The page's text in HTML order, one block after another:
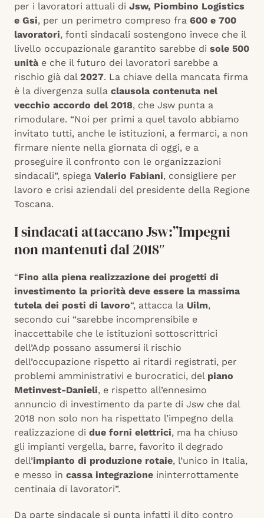
per i lavoratori attuali di Jsw, Piombino Logistics
e Gsi, per un perimetro compreso fra 600 e 700
lavoratori, fonti sindacali sostengono invece che il
livello occupazionale garantito sarebbe di sole 500
unità e che il futuro dei lavoratori sarebbe a
rischio già dal 2027. La chiave della mancata firma
è la divergenza sulla clausola contenuta nel
vecchio accordo del 2018, che Jsw punta a
rimodulare. “Noi per primi a quel tavolo abbiamo
invitato tutti, anche le istituzioni, a fermarci, a non
firmare niente nella giornata di oggi, e a
proseguire il confronto con le organizzazioni
sindacali”, spiega Valerio Fabiani, consigliere per
lavoro e crisi aziendali del presidente della Regione
Toscana.
I sindacati attaccano Jsw:”Impegni
non mantenuti dal 2018″
“Fino alla piena realizzazione dei progetti di
investimento la priorità deve essere la massima
tutela dei posti di lavoro“, attacca la Uilm,
secondo cui “sarebbe incomprensibile e
inaccettabile che le istituzioni sottoscrittrici
dell’Adp possano assumersi il rischio
dell’occupazione rispetto ai ritardi registrati, per
problemi amministrativi e burocratici, del piano
Metinvest-Danieli, e rispetto all’ennesimo
annuncio di investimento da parte di Jsw che dal
2018 non solo non ha rispettato l’impegno della
realizzazione di due forni elettrici, ma ha chiuso
gli impianti vergella, barre, favorito il degrado
dell’impianto di produzione rotaie, l’unico in Italia,
e messo in cassa integrazione ininterrottamente
centinaia di lavoratori”.
Da parte sindacale si punta infatti il dito contro